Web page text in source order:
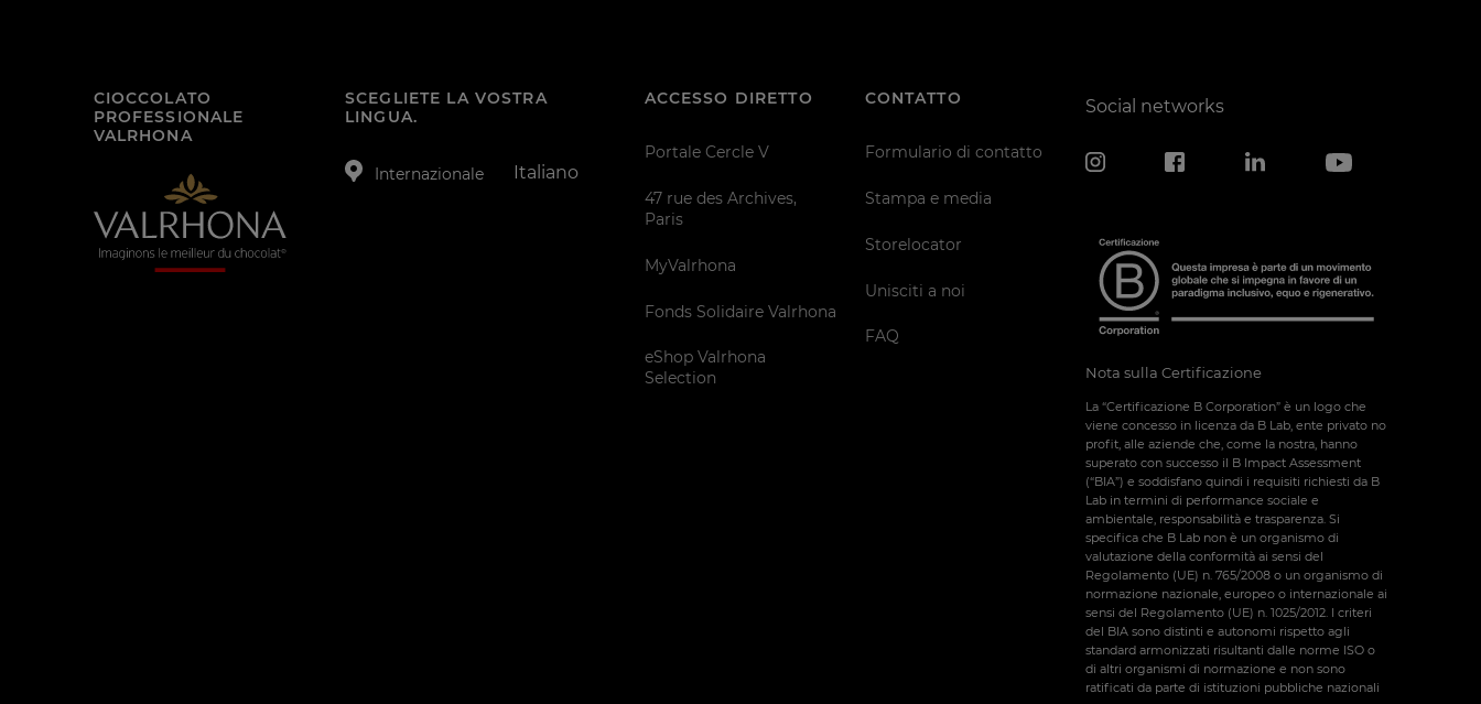
CIOCCOLATO
PROFESSIONALE
VALRHONA
SCEGLIETE LA VOSTRA
LINGUA.
Internazionale Italiano
ACCESSO DIRETTO
Portale Cercle V
47 rue des Archives,
Paris
MyValrhona
Fonds Solidaire Valrhona
eShop Valrhona
Selection
CONTATTO
Formulario di contatto
Stampa e media
Storelocator
Unisciti a noi
FAQ
Social networks
Nota sulla Certificazione
La “Certificazione B Corporation” è un logo che
viene concesso in licenza da B Lab, ente privato no
profit, alle aziende che, come la nostra, hanno
superato con successo il B Impact Assessment
(“BIA”) e soddisfano quindi i requisiti richiesti da B
Lab in termini di performance sociale e
ambientale, responsabilità e trasparenza. Si
specifica che B Lab non è un organismo di
valutazione della conformità ai sensi del
Regolamento (UE) n. 765/2008 o un organismo di
normazione nazionale, europeo o internazionale ai
sensi del Regolamento (UE) n. 1025/2012. I criteri
del BIA sono distinti e autonomi rispetto agli
standard armonizzati risultanti dalle norme ISO o
di altri organismi di normazione e non sono
ratificati da parte di istituzioni pubbliche nazionali